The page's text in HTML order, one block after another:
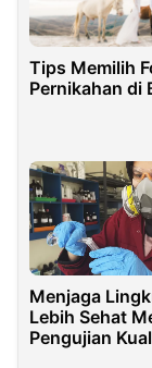
Tips Memilih
Pernikahan di
Menjaga
Lebih Sehat
Pengujian